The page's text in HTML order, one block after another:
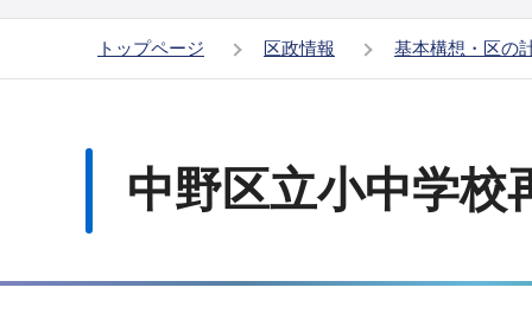
の
頭
トップページ 区政情報 基本構想・区の
中野区立小中学校